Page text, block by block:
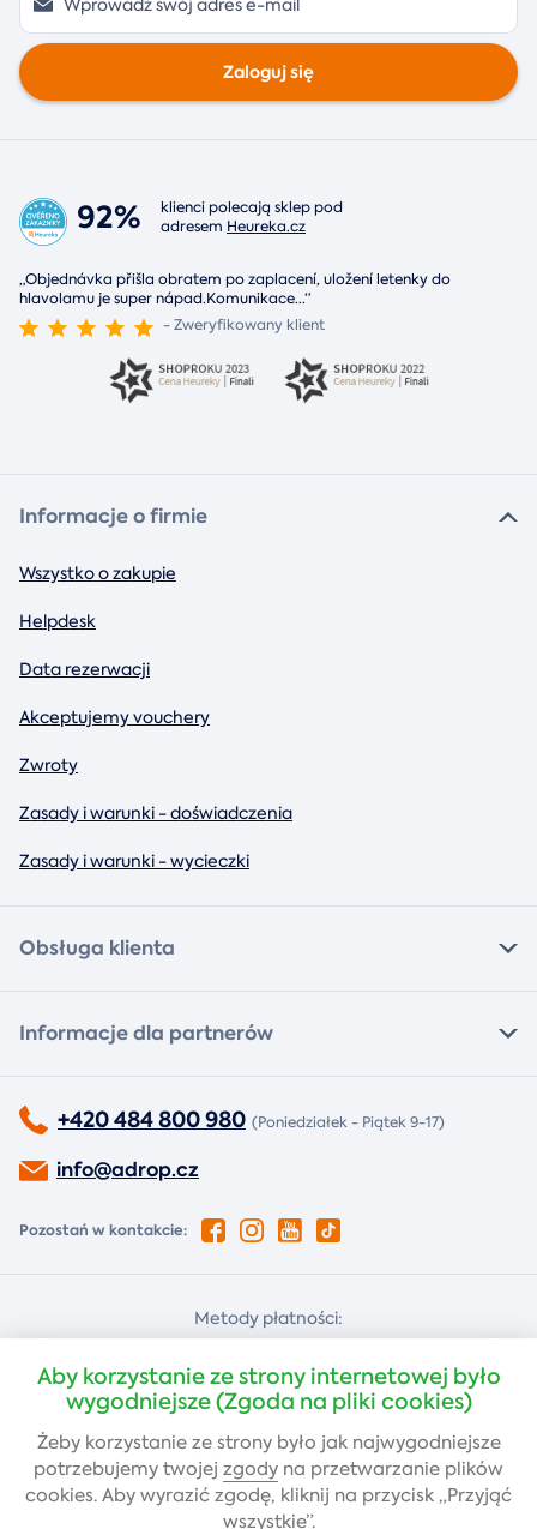
Zaloguj się
92%
klienci polecają sklep pod
adresem Heureka.cz
„Objednávka přišla obratem po zaplacení, uložení letenky do
hlavolamu je super nápad.Komunikace...“
- Zweryfikowany klient
Informacje o firmie
Wszystko o zakupie
Helpdesk
Data rezerwacji
Akceptujemy vouchery
Zwroty
Zasady i warunki - doświadczenia
Zasady i warunki - wycieczki
Obsługa klienta
Informacje dla partnerów
+420 484 800 980 (Poniedziałek - Piątek 9-17)
info@adrop.cz
Pozostań w kontakcie:
Metody płatności:
Za pobraniem Płatność kartą
Przelew bankowy
Aby korzystanie ze strony internetowej było
wygodniejsze (Zgoda na pliki cookies)
Żeby korzystanie ze strony było jak najwygodniejsze
potrzebujemy twojej zgody na przetwarzanie plików
cookies. Aby wyrazić zgodę, kliknij na przycisk „Przyjąć
wszystkie”.